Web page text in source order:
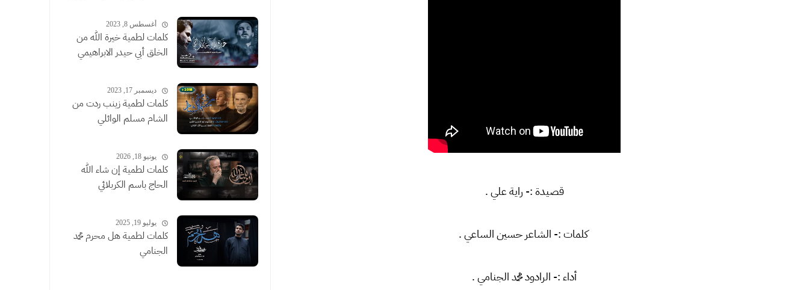
قصيدة :- راية علي .
كلمات :- الشاعر حسين الساعي .
أداء :- الرادود محمد الجنامي .
أغسطس 8, 2023
كلمات لطمية خيرة الله من
الخلق أبي حيدر الابراهيمي
ديسمبر 17, 2023
كلمات لطمية زينب ردت من
الشام مسلم الوائلي
يونيو 18, 2026
كلمات لطمية إن شاء الله
الحاج باسم الكربلائي
يوليو 19, 2025
كلمات لطمية هل محرم محمد
الجنامي